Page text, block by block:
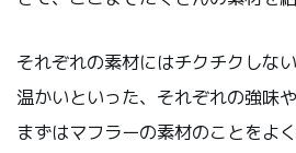
それぞれの素材にはチクチクしな
温かいといった、それぞれの強味
まずはマフラーの素材のことをよ